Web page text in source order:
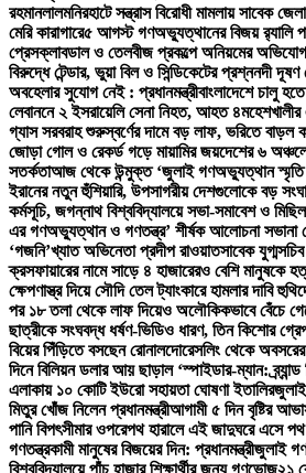
রহমানলালমনিরহাটে সন্ত্রাস বিরোধী মামলায় সাবেক
মেরি কারাগারে৫ আগস্ট গণঅভ্যুত্থানের বিজয় র‍্যালি
প্রেসক্লাবডাল ও তেলবীজ প্রকল্পে অনিয়মের
বিরুদ্ধে টেন্ডার, ভুয়া বিল ও সিন্ডিকেটের প্রশ্ননদী দূষণ
অবহেলার সুযোগ নেই : প্রধানমন্ত্রীবাংলাদেশে চালু
লেবাননে ২ ইসরায়েলি সেনা নিহত, আহত ৪
গ্যাস সরবরাহ শুরুস্বর্ণের দামে বড় লাফ, ভরিতে বাড়ল
জোড়া গোল ও রেকর্ড গড়ে মায়ামির জয়দেশের ৬
সতর্কতাআজ থেকে উন্মুক্ত ‘জুলাই গণঅভ্যুত্থান স্মৃতি
ইরানের নতুন হুঁশিয়ারি, উপসাগরীয় দেশগুলোকে বড়
কর্মসূচি, জগন্নাথ বিশ্ববিদ্যালয়ে সভা-সমাবেশ ও
এর গণঅভ্যুত্থান ও গণতন্ত্র’ শীর্ষক আলোচনা সভানা
‘গজনি’খ্যাত অভিনেতা প্রদীপ রাওয়াতসাবেক
ক্রসফায়ারের নামে সাড়ে ৪ হাজারেরও বেশি মানুষকে
ক্ষেপণাস্ত্র দিয়ে সৌদি তেল ট্যাংকারে হামলার দাবি
পর ১৮ তলা থেকে লাফ দিয়েও অলৌকিকভাবে বেঁচে
ছাত্রীকে সংঘবদ্ধ ধর্ষণ-ভিডিও ধারণ, তিন কিশোর
বিয়ের পিঁড়িতে বসছেন রোনালদোরেসলিং থেকে
দিনে বিলিয়ন ডলার আয় ছাড়াল ‘স্পাইডার-ম্যান:
এলাকায় ১০ কোটি ইউরো সহায়তা ঘোষণা ইতালির
মিতুর খোঁজ নিলেন প্রধানমন্ত্রীআগামী ৫ দিন বৃষ্টির
পানি বিপৎসীমার ওপরেপথ হারালে এই জাদুঘরে এসে
গণতন্ত্রকামী মানুষের বিজয়ের দিন: প্রধানমন্ত্রীজুলাই